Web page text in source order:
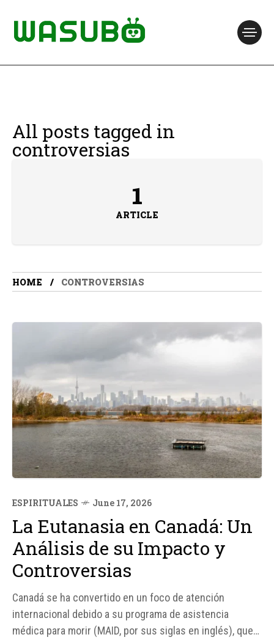
All posts tagged in
controversias
1
ARTICLE
HOME CONTROVERSIAS
ESPIRITUALES June 17, 2026
La Eutanasia en Canadá: Un
Análisis de su Impacto y
Controversias
Canadá se ha convertido en un foco de atención
internacional debido a su programa de asistencia
médica para morir (MAID, por sus siglas en inglés), que